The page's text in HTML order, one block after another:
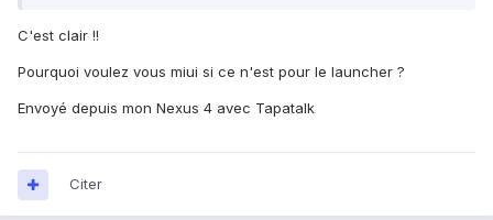
C'est clair !!
Pourquoi voulez vous miui si ce n'est pour le launcher ?
Envoyé depuis mon Nexus 4 avec Tapatalk
Citer